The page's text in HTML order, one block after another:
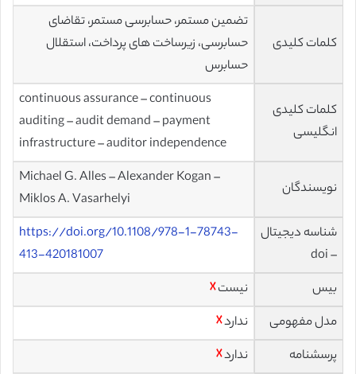
کلمات کلیدی
تضمین مستمر، حسابرسی مستمر، تقاضای
حسابرسی، زیرساخت های پرداخت، استقلال
حسابرس
کلمات کلیدی
انگلیسی
continuous assurance – continuous
auditing – audit demand – payment
infrastructure – auditor independence
نویسندگان
Michael G. Alles – Alexander Kogan –
Miklos A. Vasarhelyi
شناسه دیجیتال
– doi
https://doi.org/10.1108/978-1-78743-
413-420181007
بیس
نیست☓
مدل مفهومی
ندارد☓
پرسشنامه
ندارد☓